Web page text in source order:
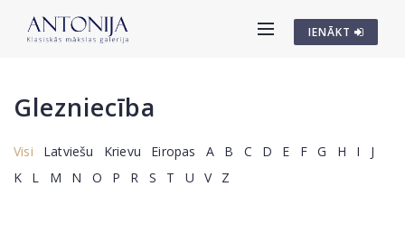
IENĀKT
Glezniecība
Visi Latviešu Krievu Eiropas A B C D E F G H I
J
K
L M N O P R S T U V Z